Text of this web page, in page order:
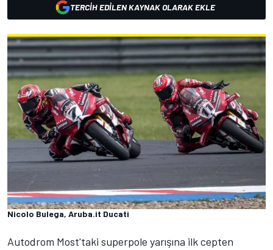
TERCIH EDILEN KAYNAK OLARAK EKLE
Nicolo Bulega, Aruba.it Ducati
Autodrom Most'taki superpole yarışına ilk cepten